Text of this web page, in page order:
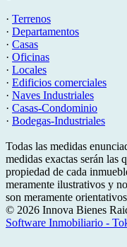
· Terrenos
· Departamentos
· Casas
· Oficinas
· Locales
· Edificios comerciales
· Naves Industriales
· Casas-Condominio
· Bodegas-Industriales
Todas las medidas
medidas exactas serán las
propiedad de cada
meramente ilustrativos y
son meramente
© 2026 Innova Bienes
Software Inmobiliario -